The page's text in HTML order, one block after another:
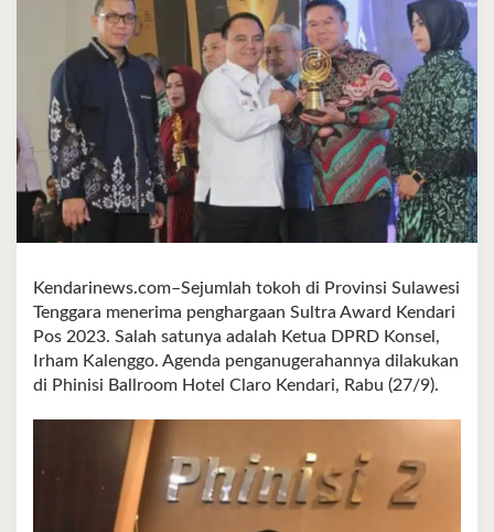
Kendarinews.com–Sejumlah tokoh di Provinsi Sulawesi
Tenggara menerima penghargaan Sultra Award Kendari
Pos 2023. Salah satunya adalah Ketua DPRD Konsel,
Irham Kalenggo. Agenda penganugerahannya dilakukan
di Phinisi Ballroom Hotel Claro Kendari, Rabu (27/9).